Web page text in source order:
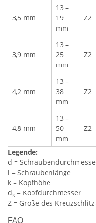
3,5 mm
13 –
19
mm
Z2
3,9 mm
13 –
25
mm
Z2
4,2 mm
13 –
38
mm
Z2
4,8 mm
13 –
50
mm
Z2
Legende:
d =
l = Schraubenlänge
k = Kopfhöhe
dk = Kopfdurchmesser
Z = Größe des
FAQ